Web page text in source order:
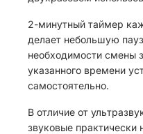
2-минутный таймер
делает небольшую
необходимости смены
указанного времени
самостоятельно.
В отличие от
звуковые практически